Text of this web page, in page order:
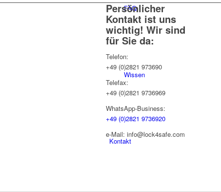
FAQ
Wissen
Kontakt
Persönlicher
Kontakt ist uns
wichtig! Wir sind
für Sie da:
Telefon:
+49 (0)2821 973690
Telefax:
+49 (0)2821 9736969
WhatsApp-Business:
+49 (0)2821 9736920
e-Mail: info@lock4safe.com